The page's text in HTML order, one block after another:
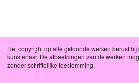
Het copyright op alle getoonde werken berust bij
kunstenaar. De afbeeldingen van de werken
zonder schriftelijke toestemming.